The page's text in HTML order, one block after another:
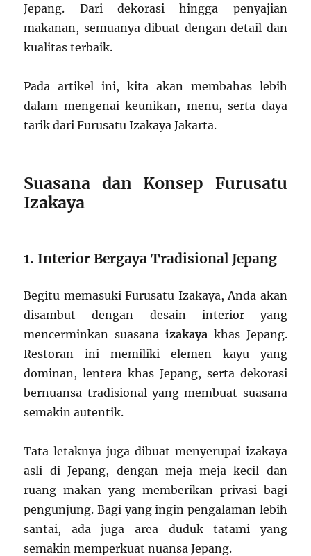
Jepang. Dari dekorasi hingga penyajian
makanan, semuanya dibuat dengan detail dan
kualitas terbaik.
Pada artikel ini, kita akan membahas lebih
dalam mengenai keunikan, menu, serta daya
tarik dari Furusatu Izakaya Jakarta.
Suasana dan Konsep Furusatu
Izakaya
1. Interior Bergaya Tradisional Jepang
Begitu memasuki Furusatu Izakaya, Anda akan
disambut dengan desain interior yang
mencerminkan suasana izakaya khas Jepang.
Restoran ini memiliki elemen kayu yang
dominan, lentera khas Jepang, serta dekorasi
bernuansa tradisional yang membuat suasana
semakin autentik.
Tata letaknya juga dibuat menyerupai izakaya
asli di Jepang, dengan meja-meja kecil dan
ruang makan yang memberikan privasi bagi
pengunjung. Bagi yang ingin pengalaman lebih
santai, ada juga area duduk tatami yang
semakin memperkuat nuansa Jepang.